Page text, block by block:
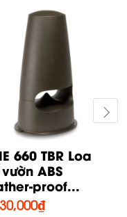
108CT Loa
Trục
₫